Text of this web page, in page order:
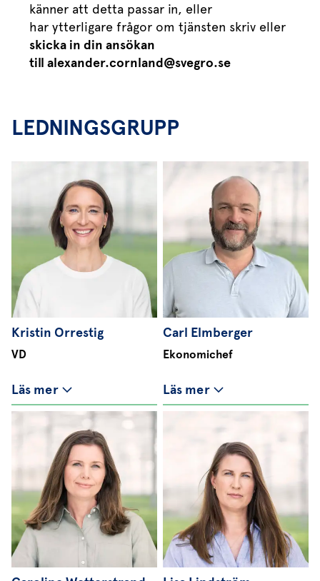
känner att detta passar in, eller
har ytterligare frågor om tjänsten skriv eller
skicka in din ansökan
till alexander.cornland@svegro.se
LEDNINGSGRUPP
Kristin Orrestig
VD
Läs mer
Carl Elmberger
Ekonomichef
Läs mer